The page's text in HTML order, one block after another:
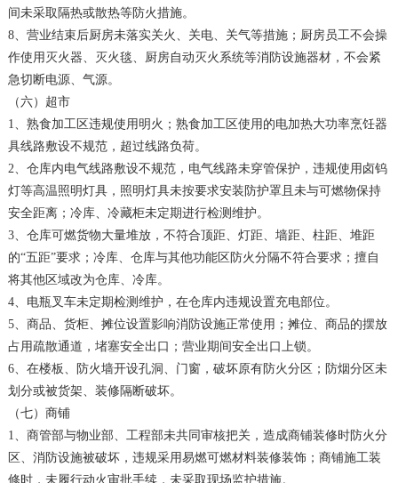
间未采取隔热或散热等防火措施。
8、营业结束后厨房未落实关火、关电、关气等措施；厨房员工不会操
作使用灭火器、灭火毯、厨房自动灭火系统等消防设施器材，不会紧
急切断电源、气源。
（六）超市
1、熟食加工区违规使用明火；熟食加工区使用的电加热大功率烹饪器
具线路敷设不规范，超过线路负荷。
2、仓库内电气线路敷设不规范，电气线路未穿管保护，违规使用卤钨
灯等高温照明灯具，照明灯具未按要求安装防护罩且未与可燃物保持
安全距离；冷库、冷藏柜未定期进行检测维护。
3、仓库可燃货物大量堆放，不符合顶距、灯距、墙距、柱距、堆距
的“五距”要求；冷库、仓库与其他功能区防火分隔不符合要求；擅自
将其他区域改为仓库、冷库。
4、电瓶叉车未定期检测维护，在仓库内违规设置充电部位。
5、商品、货柜、摊位设置影响消防设施正常使用；摊位、商品的摆放
占用疏散通道，堵塞安全出口；营业期间安全出口上锁。
6、在楼板、防火墙开设孔洞、门窗，破坏原有防火分区；防烟分区未
划分或被货架、装修隔断破坏。
（七）商铺
1、商管部与物业部、工程部未共同审核把关，造成商铺装修时防火分
区、消防设施被破坏，违规采用易燃可燃材料装修装饰；商铺施工装
修时，未履行动火审批手续，未采取现场监护措施。